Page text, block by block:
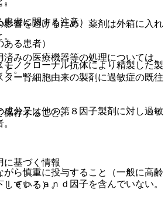
響を避けるため、薬剤は外箱に入れ
みの医療機器等の処理については、
。
保存すること。
基づく情報
ｅｂｒａｎｄ因子を含んでいない。
者に関する注意）
る患者）
ノクローナル抗体により精製した製
ター腎細胞由来の製剤に過敏症の既往
分又は他の第８因子製剤に対し過敏
がら慎重に投与すること（一般に高齢
ている）。